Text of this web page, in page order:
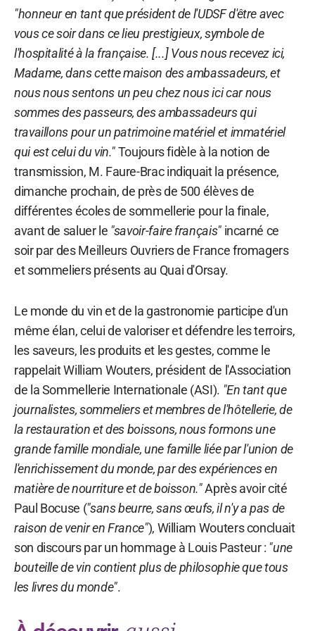
"honneur en tant que président de l'UDSF d'être avec
vous ce soir dans ce lieu prestigieux, symbole de
l'hospitalité à la française. [...] Vous nous recevez ici,
Madame, dans cette maison des ambassadeurs, et
nous nous sentons un peu chez nous ici car nous
sommes des passeurs, des ambassadeurs qui
travaillons pour un patrimoine matériel et immatériel
qui est celui du vin."Toujours fidèle à la notion de
transmission, M. Faure-Brac indiquait la présence,
dimanche prochain, de près de 500 élèves de
différentes écoles de sommellerie pour la finale,
avant de saluer le "savoir-faire français"incarné ce
soir par des Meilleurs Ouvriers de France fromagers
et sommeliers présents au Quai d'Orsay.
Le monde du vin et de la gastronomie participe d'un
même élan, celui de valoriser et défendre les terroirs,
les saveurs, les produits et les gestes, comme le
rappelait William Wouters, président de l'Association
de la Sommellerie Internationale (ASI). "En tant que
journalistes, sommeliers et membres de l'hôtellerie, de
la restauration et des boissons, nous formons une
grande famille mondiale, une famille liée par l'union de
l'enrichissement du monde, par des expériences en
matière de nourriture et de boisson."Après avoir cité
Paul Bocuse ("sans beurre, sans œufs, il n'y a pas de
raison de venir en France"), William Wouters concluait
son discours par un hommage à Louis Pasteur : "une
bouteille de vin contient plus de philosophie que tous
les livres du monde".